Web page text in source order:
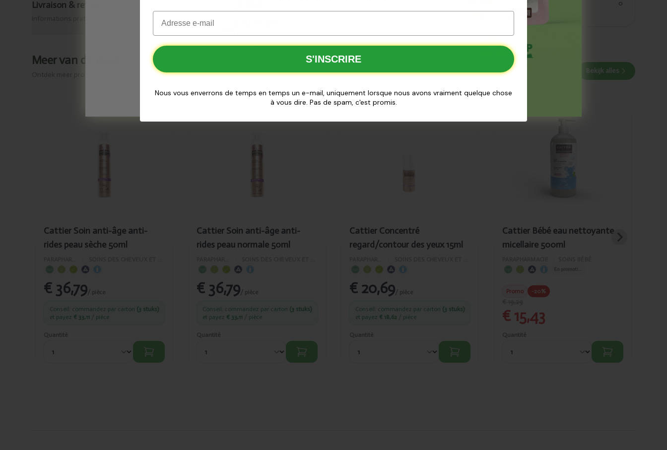
Livraison & retour 0
Meer van dit merk
Ontdek meer producten van Bekijk alles
Cattier Soin anti-âge anti-
rides peau sèche 50ml
€ 36,79/ pièce
Conseil: commandez par carton (3 stuks)
et payez € 33,11 / pièce
Quantité
Cattier Soin anti-âge anti-
rides peau normale 50ml
€ 36,79/ pièce
Conseil: commandez par carton (3 stuks)
et payez € 33,11 / pièce
Quantité
Cattier Concentré
regard/contour des yeux 15ml
€ 20,69/ pièce
Conseil: commandez par carton (3 stuks)
et payez € 18,62 / pièce
Quantité
Ajouté
Cattier Bébé eau nettoyante
micellaire 500ml
Promo -20%
€ 15,43
Quantité
✅Offre temporaire
✅Jusqu’à épuisement du stock
Commandez dès
Email
S'INSCRIRE
Nous vous enverrons de temps en temps un e-mail, uniquement lorsque nous avons vraiment quelque chose
à vous dire. Pas de spam, c'est promis.